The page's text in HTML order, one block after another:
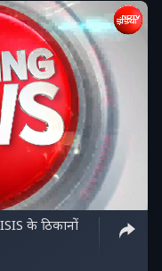
के ठिकानों